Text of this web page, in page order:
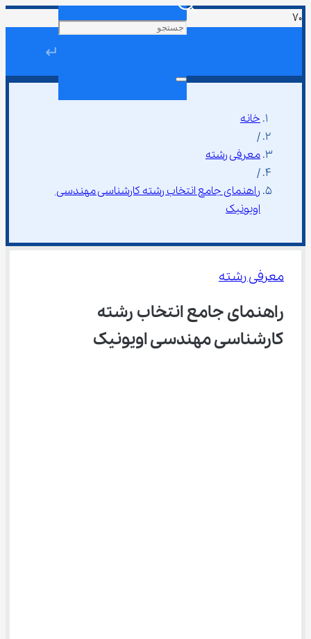
↵
خانه
/
معرفی رشته
/
راهنمای جامع انتخاب رشته کارشناسی مهندسی
اویونیک
معرفی رشته
راهنمای جامع انتخاب رشته
کارشناسی مهندسی اویونیک